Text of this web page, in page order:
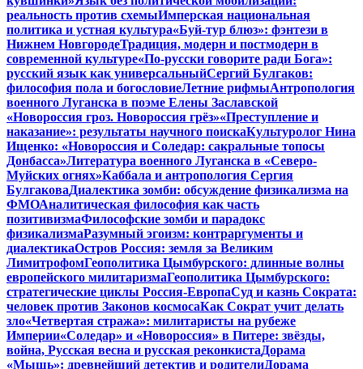
реальность против схемыИмперская национальная
политика и устная культура«Буй-тур блюз»: фэнтези в
Нижнем НовгородеТрадиция, модерн и постмодерн в
современной культуре«По-русски говорите ради Бога»:
русский язык как универсальныйСергий Булгаков:
философия пола и богословиеЛетние рифмыАнтропология
военного Луганска в поэме Елены Заславской
«Новороссия гроз. Новороссия грёз»«Преступление и
наказание»: результаты научного поискаКультуролог Нина
Ищенко: «Новороссия и Соледар: сакральные топосы
Донбасса»Литература военного Луганска в «Северо-
Муйских огнях»Каббала и антропология Сергия
БулгаковаДиалектика зомби: обсуждение физикализма на
ФМОАналитическая философия как часть
позитивизмаФилософские зомби и парадокс
физикализмаРазумный эгоизм: контраргументы и
диалектикаОстров Россия: земля за Великим
ЛимитрофомГеополитика Цымбурского: длинные волны
европейского милитаризмаГеополитика Цымбурского:
стратегические циклы Россия-ЕвропаСуд и казнь Сократа:
человек против Законов космосаКак Сократ учит делать
зло«Четвертая стража»: милитаристы на рубеже
Империи«Соледар» и «Новороссия» в Питере: звёзды,
война, Русская весна и русская реконкистаДорама
«Мышь»: древнейший детектив и родителиДорама